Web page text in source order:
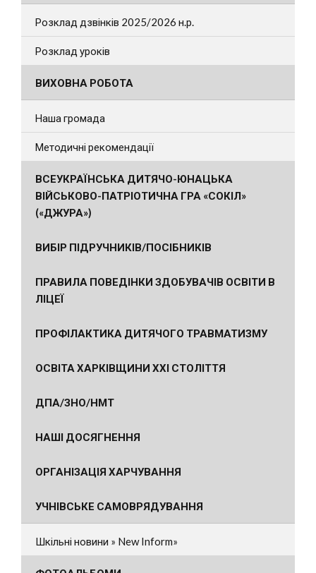
Розклад дзвінків 2025/2026 н.р.
Розклад уроків
ВИХОВНА РОБОТА
Наша громада
Методичні рекомендації
ВСЕУКРАЇНСЬКА ДИТЯЧО-ЮНАЦЬКА
ВІЙСЬКОВО-ПАТРІОТИЧНА ГРА «СОКІЛ»
(«ДЖУРА»)
ВИБІР ПІДРУЧНИКІВ/ПОСІБНИКІВ
ПРАВИЛА ПОВЕДІНКИ ЗДОБУВАЧІВ ОСВІТИ В
ЛІЦЕЇ
ПРОФІЛАКТИКА ДИТЯЧОГО ТРАВМАТИЗМУ
ОСВІТА ХАРКІВЩИНИ ХХІ СТОЛІТТЯ
ДПА/ЗНО/НМТ
НАШІ ДОСЯГНЕННЯ
ОРГАНІЗАЦІЯ ХАРЧУВАННЯ
УЧНІВСЬКЕ САМОВРЯДУВАННЯ
Шкільні новини » New Inform»